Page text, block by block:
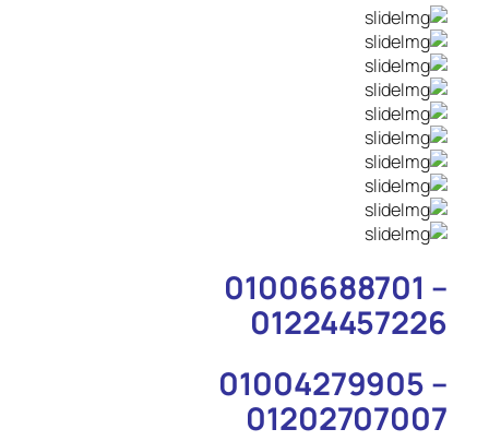
01006688701 –
01224457226
01004279905 –
01202707007